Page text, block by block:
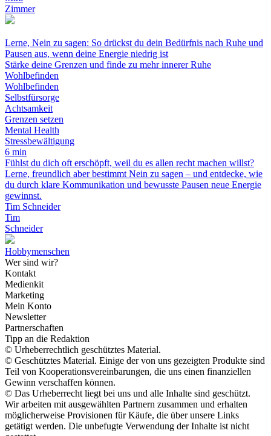
Zimmer
Lerne, Nein zu sagen: So drückst du dein Bedürfnis nach Ruhe und
Pausen aus, wenn deine Energie niedrig ist
Stärke deine Grenzen und finde zu mehr innerer Ruhe
Wohlbefinden
Wohlbefinden
Selbstfürsorge
Achtsamkeit
Grenzen setzen
Mental Health
Stressbewältigung
6 min
Fühlst du dich oft erschöpft, weil du es allen recht machen willst?
Lerne, freundlich aber bestimmt Nein zu sagen – und entdecke, wie
du durch klare Kommunikation und bewusste Pausen neue Energie
gewinnst.
Tim Schneider
Tim
Schneider
Hobbymenschen
Wer sind wir?
Kontakt
Medienkit
Marketing
Mein Konto
Newsletter
Partnerschaften
Tipp an die Redaktion
© Urheberrechtlich geschütztes Material.
© Geschütztes Material. Einige der von uns gezeigten Produkte sind
Teil von Kooperationsvereinbarungen, die uns einen finanziellen
Gewinn verschaffen können.
© Das Urheberrecht liegt bei uns und alle Inhalte sind geschützt.
Wir arbeiten mit ausgewählten Partnern zusammen und erhalten
möglicherweise Provisionen für Käufe, die über unsere Links
getätigt werden. Die unbefugte Verwendung der Inhalte ist nicht